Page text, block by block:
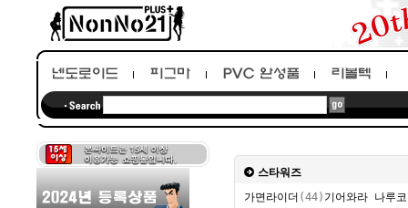
스타워즈
가면라이더 (44) 기어와라 나루